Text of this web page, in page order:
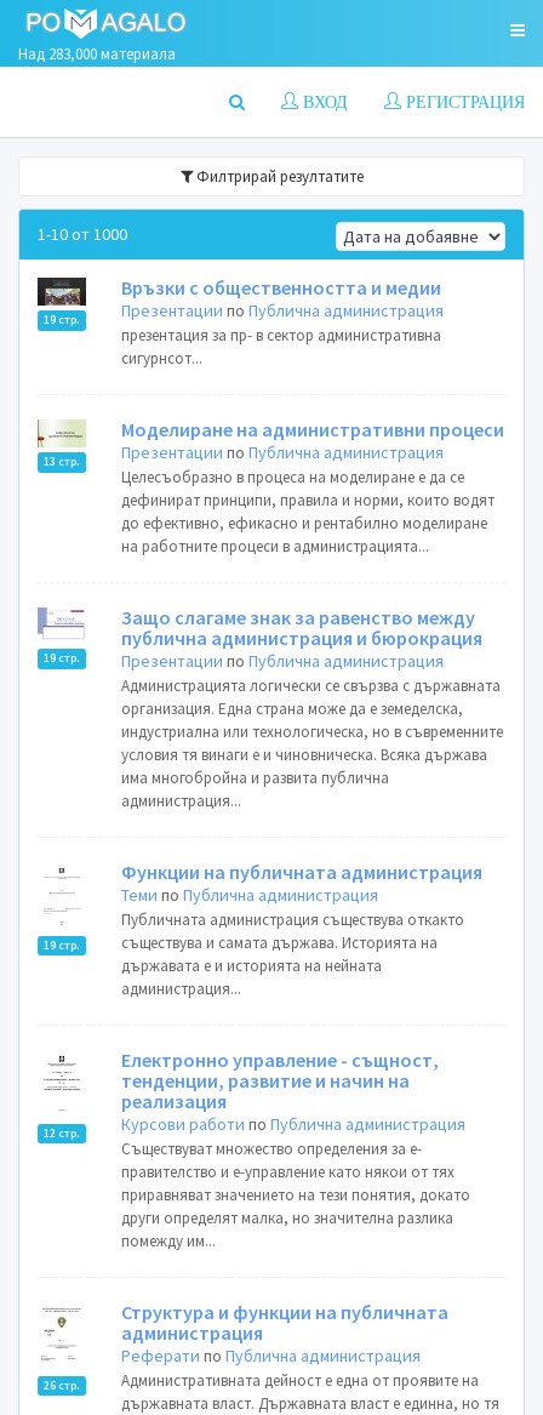
Над 283,000 материала
РЕГИСТРАЦИЯ
ВХОД
Филтрирай резултатите
1-10 от 1000
19 стр.
Връзки с общественността и медии
Презентации поПублична администрация
презентация за пр- в сектор административна
сигурнсот...
13 стр.
Моделиране на административни процеси
Презентации поПублична администрация
Целесъобразно в процеса на моделиране е да се
дефинират принципи, правила и норми, които водят
до ефективно, ефикасно и рентабилно моделиране
на работните процеси в администрацията...
19 стр.
Защо слагаме знак за равенство между
публична администрация и бюрокрация
Презентации поПублична администрация
Администрацията логически се свързва с държавната
организация. Една страна може да е земеделска,
индустриална или технологическа, но в съвременните
условия тя винаги е и чиновническа. Всяка държава
има многобройна и развита публична
администрация...
19 стр.
Функции на публичната администрация
Теми поПублична администрация
Публичната администрация съществува откакто
съществува и самата държава. Историята на
държавата е и историята на нейната
администрация...
12 стр.
Електронно управление - същност,
тенденции, развитие и начин на
реализация
Курсови работи поПублична администрация
Съществуват множество определения за е-
правителство и е-управление като някои от тях
приравняват значението на тези понятия, докато
други определят малка, но значителна разлика
помежду им...
26 стр.
Структура и функции на публичната
администрация
Реферати поПублична администрация
Административната дейност е една от проявите на
държавната власт. Държавната власт е единна, но тя